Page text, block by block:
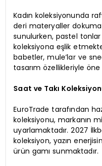
Kadın koleksiyonunda
deri materyaller
sunulurken, pastel
koleksiyona eşlik
babetler, mule’lar ve
tasarım özellikleriyle öne
Saat ve Takı
EuroTrade tarafından
koleksiyonu, markanın
uyarlamaktadır. 2027
koleksiyon, yazın
ürün gamı sunmaktadır.